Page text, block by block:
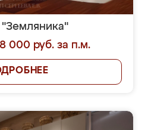
"Земляника"
000 руб. за п.м.